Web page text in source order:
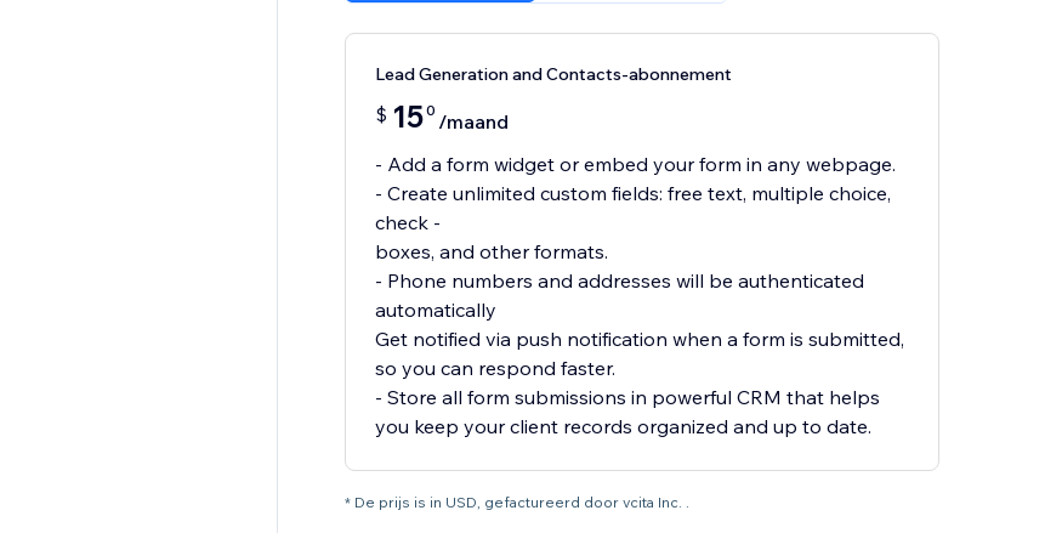
Lead Generation and Contacts-abonnement
$ 150 /maand
- Add a form widget or embed your form in any webpage.
- Create unlimited custom fields: free text, multiple choice,
check -
boxes, and other formats.
- Phone numbers and addresses will be authenticated
automatically
Get notified via push notification when a form is submitted,
so you can respond faster.
- Store all form submissions in powerful CRM that helps
you keep your client records organized and up to date.
* De prijs is in USD, gefactureerd door vcita Inc. .